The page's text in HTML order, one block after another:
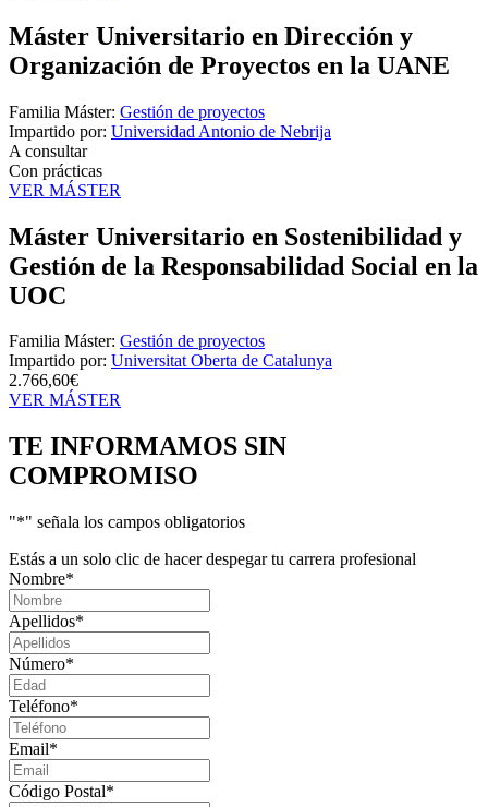
Máster Universitario en Dirección y
Organización de Proyectos en la UANE
Familia Máster: Gestión de proyectos
Impartido por: Universidad Antonio de Nebrija
A consultar
Con prácticas
VER MÁSTER
Máster Universitario en Sostenibilidad y
Gestión de la Responsabilidad Social en la
UOC
Familia Máster: Gestión de proyectos
Impartido por: Universitat Oberta de Catalunya
2.766,60€
VER MÁSTER
TE INFORMAMOS SIN
COMPROMISO
"*" señala los campos obligatorios
Estás a un solo clic de hacer despegar tu carrera profesional
Nombre*
Apellidos*
Número*
Teléfono*
Email*
Código Postal*